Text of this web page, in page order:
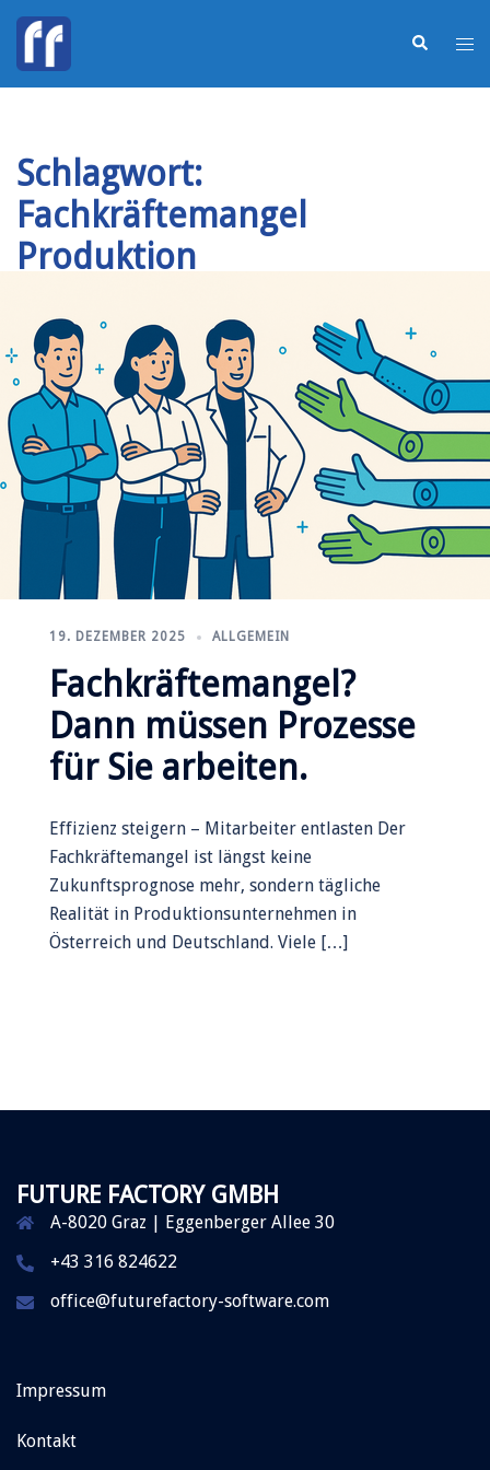
Schlagwort:
Fachkräftemangel
Produktion
19. DEZEMBER 2025 ALLGEMEIN
Fachkräftemangel?
Dann müssen Prozesse
für Sie arbeiten.
Effizienz steigern – Mitarbeiter entlasten Der
Fachkräftemangel ist längst keine
Zukunftsprognose mehr, sondern tägliche
Realität in Produktionsunternehmen in
Österreich und Deutschland. Viele […]
FUTURE FACTORY GMBH
A-8020 Graz | Eggenberger Allee 30
+43 316 824622
office@futurefactory-software.com
Impressum
Kontakt